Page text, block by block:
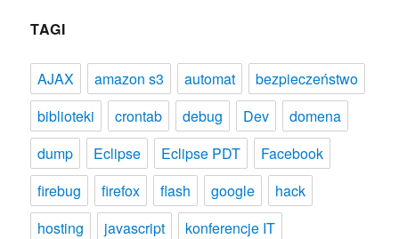
TAGI
AJAX amazon s3 automat
bezpieczeństwo
biblioteki
crontab debug Dev
domena
dump
Eclipse Eclipse PDT
Facebook
firebug
firefox flash google
hack
hosting
javascript
konferencje IT